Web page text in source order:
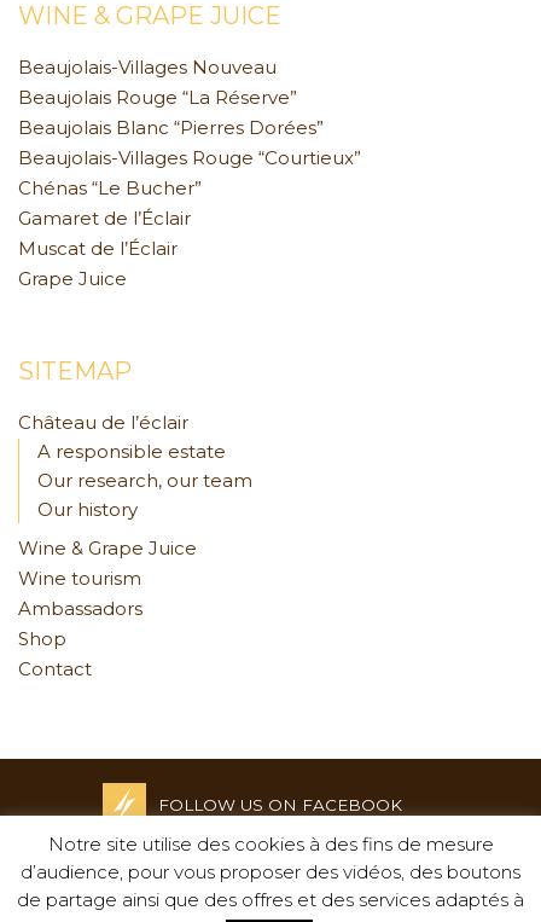
WINE & GRAPE JUICE
Beaujolais-Villages Nouveau
Beaujolais Rouge “La Réserve”
Beaujolais Blanc “Pierres Dorées”
Beaujolais-Villages Rouge “Courtieux”
Chénas “Le Bucher”
Gamaret de l’Éclair
Muscat de l’Éclair
Grape Juice
SITEMAP
Château de l’éclair
A responsible estate
Our research, our team
Our history
Wine & Grape Juice
Wine tourism
Ambassadors
Shop
Contact
FOLLOW US ON FACEBOOK
Credits and Legal notices
-
Privacy policy
Notre site utilise des cookies à des fins de mesure
d’audience, pour vous proposer des vidéos, des boutons
de partage ainsi que des offres et des services adaptés à